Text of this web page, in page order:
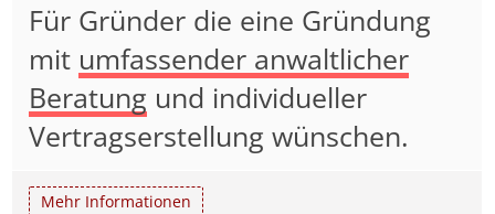
Für Gründer die eine Gründung
mit umfassender anwaltlicher
Beratung und individueller
Vertragserstellung wünschen.
Mehr Informationen